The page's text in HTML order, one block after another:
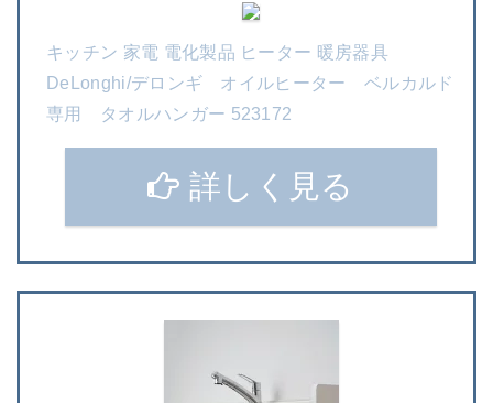
キッチン 家電 電化製品 ヒーター 暖房器具
DeLonghi/デロンギ オイルヒーター ベルカルド
専用 タオルハンガー 523172
詳しく見る